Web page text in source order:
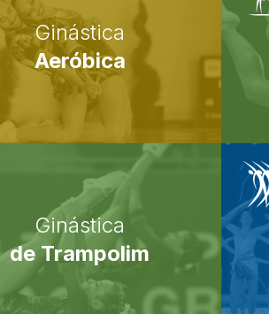
Ginástica
Aeróbica
Ginástica
de Trampolim